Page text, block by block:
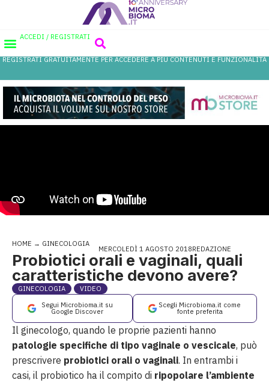
ACCEDI / REGISTRATI
REGISTRATI GRATUITAMENTE PER ACCEDERE A PIÙ CONTENUTI E FUNZIONALITÀ
HOME → GINECOLOGIA
MERCOLEDÌ 1 AGOSTO 2018REDAZIONE
Probiotici orali e vaginali, quali
caratteristiche devono avere?
GINECOLOGIA
VIDEO
Segui Microbioma.it su
Google Discover
Scegli Microbioma.it come
fonte preferita
Il ginecologo, quando le proprie pazienti hanno
patologie specifiche di tipo vaginale o vescicale, può
prescrivere probiotici orali o vaginali. In entrambi i
casi, il probiotico ha il compito di ripopolare l’ambiente